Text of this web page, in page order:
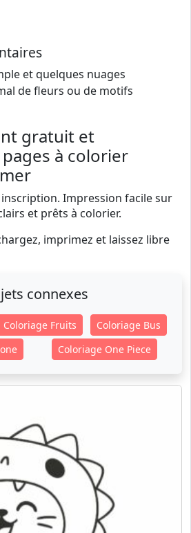
et quelques nuages
de fleurs ou de motifs
gratuit et
à colorier
Impression facile sur
et prêts à colorier.
imprimez et laissez libre
connexes
Coloriage Fruits
Coloriage Bus
Coloriage One Piece